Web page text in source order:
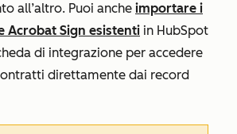
all’altro. Puoi anche importare i
Acrobat Sign esistenti in HubSpot
di integrazione per accedere
direttamente dai record